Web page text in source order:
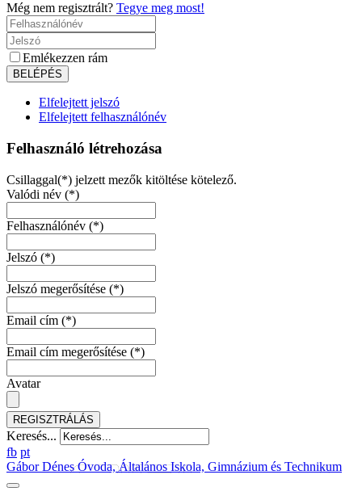
Még nem regisztrált? Tegye meg most!
Emlékezzen rám
Elfelejtett jelszó
Elfelejtett felhasználónév
Felhasználó létrehozása
Csillaggal(*) jelzett mezők kitöltése kötelező.
Valódi név (*)
Felhasználónév (*)
Jelszó (*)
Jelszó megerősítése (*)
Email cím (*)
Email cím megerősítése (*)
Avatar
REGISZTRÁLÁS
Keresés...
fb pt
Gábor Dénes Óvoda, Általános Iskola, Gimnázium és Technikum